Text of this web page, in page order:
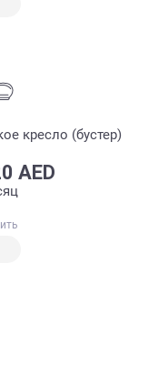
кресло (бустер)
AED